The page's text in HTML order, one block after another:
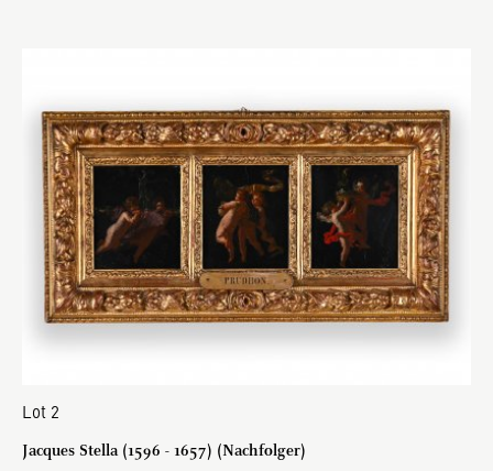
Lot 2
Jacques Stella (1596 - 1657) (Nachfolger)